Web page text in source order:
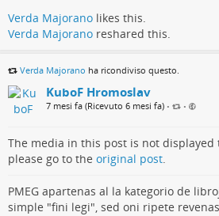
Verda Majorano likes this.
Verda Majorano reshared this.
Verda Majorano ha ricondiviso questo.
KuboF Hromoslav
7 mesi fa (Ricevuto 6 mesi fa) • •
The media in this post is not displayed
please go to the original post.
PMEG apartenas al la kategorio de
simple "fini legi", sed oni ripete